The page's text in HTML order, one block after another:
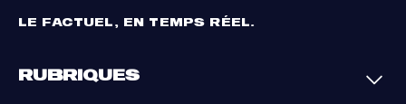
LE FACTUEL, EN TEMPS RÉEL.
RUBRIQUES